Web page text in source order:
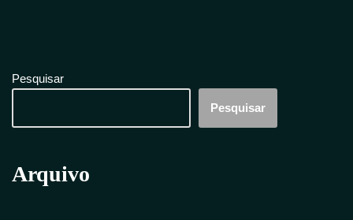
Pesquisar
Pesquisar
Arquivo